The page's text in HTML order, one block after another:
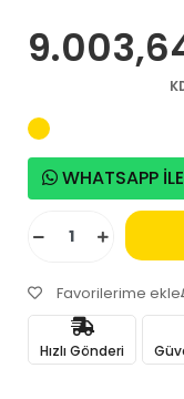
WHATSAPP
Favorilerime ekle
Hızlı Gönderi